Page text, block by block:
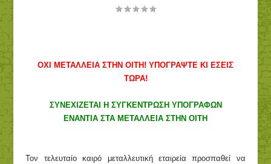
ΟΧΙ ΜΕΤΑΛΛΕΙΑ ΣΤΗΝ ΟΙΤΗ! ΥΠΟΓΡΑΨΤΕ ΚΙ ΕΣΕΙΣ
ΤΩΡΑ!
ΣΥΝΕΧΙΖΕΤΑΙ Η ΣΥΓΚΕΝΤΡΩΣΗ ΥΠΟΓΡΑΦΩΝ
ΕΝΑΝΤΙΑ ΣΤΑ ΜΕΤΑΛΛΕΙΑ ΣΤΗΝ ΟΙΤΗ
Τον τελευταίο καιρό μεταλλευτική εταιρεία προσπαθεί να